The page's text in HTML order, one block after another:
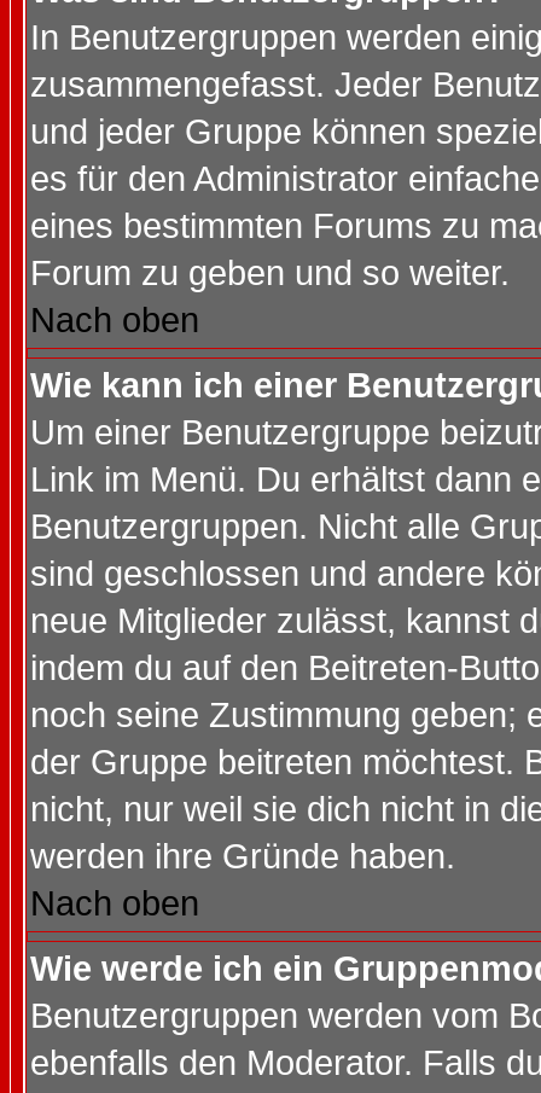
In Benutzergruppen werden
zusammengefasst. Jeder
und jeder Gruppe können
es für den Administrator
eines bestimmten Forums zu
Forum zu geben und so weiter.
Nach oben
Wie kann ich einer
Um einer Benutzergruppe
Link im Menü. Du erhältst dann
Benutzergruppen. Nicht alle
sind geschlossen und andere
neue Mitglieder zulässt, kannst
indem du auf den Beitreten-
noch seine Zustimmung geben;
der Gruppe beitreten möchtest.
nicht, nur weil sie dich nicht in
werden ihre Gründe haben.
Nach oben
Wie werde ich ein
Benutzergruppen werden vom
ebenfalls den Moderator. Falls